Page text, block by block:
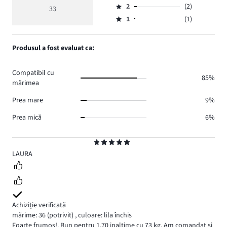
5LAURA
Achiziție verificată
mărime: 36 (potrivit) ,culoare: lila închis
medie
33
de
voturi
28.
numărul
de
2.
3,
numărul
Evaluare
2,
2
(2)
Evaluare
1,
1 (1)
Produsul a fost evaluat ca:
Compatibil cu
mărimea
85%
Prea mare
9%
Prea mică
6%